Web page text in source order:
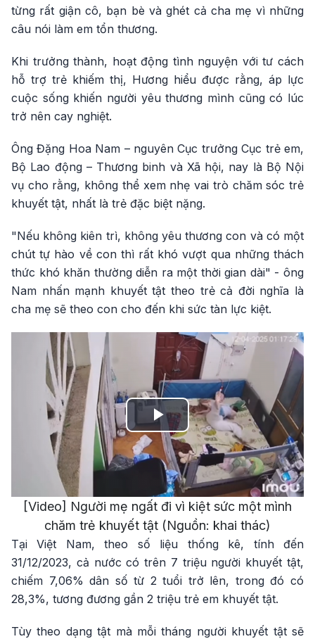
từng rất giận cô, bạn bè và ghét cả cha mẹ vì những
câu nói làm em tổn thương.
Khi trưởng thành, hoạt động tình nguyện với tư cách
hỗ trợ trẻ khiếm thị, Hương hiểu được rằng, áp lực
cuộc sống khiến người yêu thương mình cũng có lúc
trở nên cay nghiệt.
Ông Đặng Hoa Nam – nguyên Cục trưởng Cục trẻ em,
Bộ Lao động – Thương binh và Xã hội, nay là Bộ Nội
vụ cho rằng, không thể xem nhẹ vai trò chăm sóc trẻ
khuyết tật, nhất là trẻ đặc biệt nặng.
"Nếu không kiên trì, không yêu thương con và có một
chút tự hào về con thì rất khó vượt qua những thách
thức khó khăn thường diễn ra một thời gian dài" - ông
Nam nhấn mạnh khuyết tật theo trẻ cả đời nghĩa là
cha mẹ sẽ theo con cho đến khi sức tàn lực kiệt.
Play
Video
[Video] Người mẹ ngất đi vì kiệt sức một mình
chăm trẻ khuyết tật (Nguồn: khai thác)
Tại Việt Nam, theo số liệu thống kê, tính đến
31/12/2023, cả nước có trên 7 triệu người khuyết tật,
chiếm 7,06% dân số từ 2 tuổi trở lên, trong đó có
28,3%, tương đương gần 2 triệu trẻ em khuyết tật.
Tùy theo dạng tật mà mỗi tháng người khuyết tật sẽ